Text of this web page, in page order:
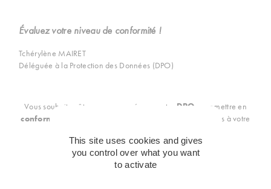
Évaluez votre niveau de conformité !
Tchérylène MAIRET
Déléguée à la Protection des Données (DPO)
Vous souhaitez être accompagnés par notre DPO pour mettre en
conformité votre gestion documentaire
, nous sommes à votre
This site uses cookies and gives
you control over what you want
to activate